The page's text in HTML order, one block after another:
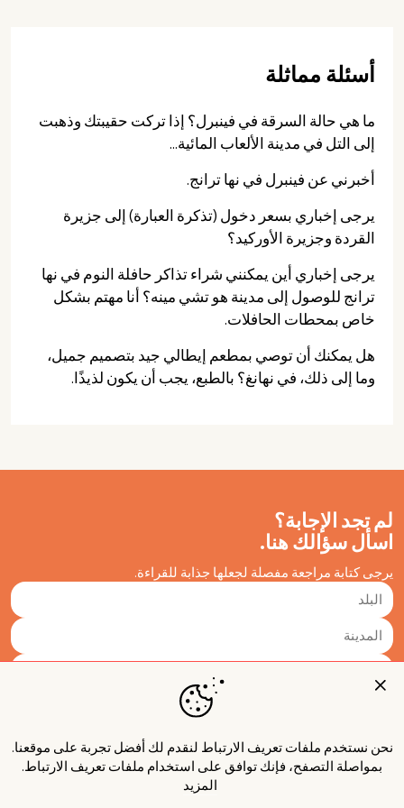
أسئلة مماثلة
ما هي حالة السرقة في فينبرل؟ إذا تركت حقيبتك وذهبت
إلى التل في مدينة الألعاب المائية...
أخبرني عن فينبرل في نها ترانج.
يرجى إخباري بسعر دخول (تذكرة العبارة) إلى جزيرة
القردة وجزيرة الأوركيد؟
يرجى إخباري أين يمكنني شراء تذاكر حافلة النوم في نها
ترانج للوصول إلى مدينة هو تشي مينه؟ أنا مهتم بشكل
خاص بمحطات الحافلات.
هل يمكنك أن توصي بمطعم إيطالي جيد بتصميم جميل،
وما إلى ذلك، في نهانغ؟ بالطبع، يجب أن يكون لذيذًا.
لم تجد الإجابة؟
اسأل سؤالك هنا.
يرجى كتابة مراجعة مفصلة لجعلها جذابة للقراءة.
نحن نستخدم ملفات تعريف الارتباط لنقدم لك أفضل تجربة على موقعنا.
بمواصلة التصفح، فإنك توافق على استخدام ملفات تعريف الارتباط.
المزيد